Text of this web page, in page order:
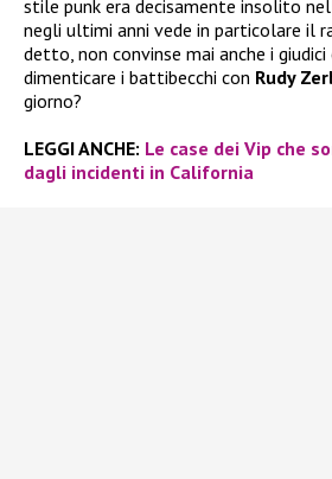
stile punk era decisamente insolito
negli ultimi anni vede in particolare il
detto, non convinse mai anche i giudici
dimenticare i battibecchi con Rudy
giorno?
LEGGI ANCHE: Le case dei Vip che
dagli incidenti in California